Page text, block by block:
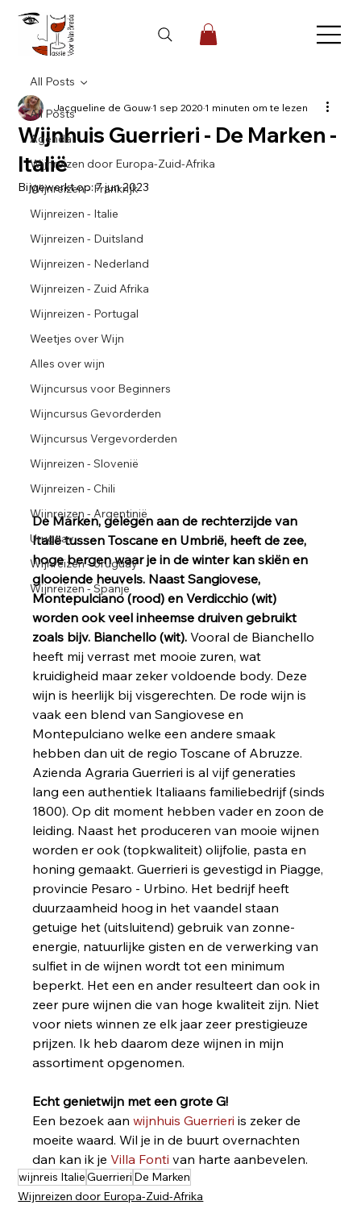
All Posts
Agenda
Wijnreizen door Europa-Zuid-Afrika
Wijnreizen - Frankrijk
Wijnreizen - Italie
Wijnreizen - Duitsland
Wijnreizen - Nederland
Wijnreizen - Zuid Afrika
Wijnreizen - Portugal
Weetjes over Wijn
Alles over wijn
Wijncursus voor Beginners
Wijncursus Gevorderden
Wijncursus Vergevorderden
Wijnreizen - Slovenië
Wijnreizen - Chili
Wijnreizen - Argentinië
Uruguay
Wijnreizen - Uruguay
Wijnreizen - Spanje
All Posts
Wijnhuis Guerrieri - De Marken -
Italië
Jacqueline de Gouw1 sep 20201 minuten om te lezen
Bijgewerkt op:7 jun 2023
De Marken, gelegen aan de rechterzijde van
Italië tussen Toscane en Umbrië, heeft de zee,
hoge bergen waar je in de winter kan skiën en
glooiende heuvels. Naast Sangiovese,
Montepulciano (rood) en Verdicchio (wit)
worden ook veel inheemse druiven gebruikt
zoals bijv. Bianchello (wit). Vooral de Bianchello
heeft mij verrast met mooie zuren, wat
kruidigheid maar zeker voldoende body. Deze
wijn is heerlijk bij visgerechten. De rode wijn is
vaak een blend van Sangiovese en
Montepulciano welke een andere smaak
hebben dan uit de regio Toscane of Abruzze.
Azienda Agraria Guerrieri is al vijf generaties
lang een authentiek Italiaans familiebedrijf (sinds
1800). Op dit moment hebben vader en zoon de
leiding. Naast het produceren van mooie wijnen
worden er ook (topkwaliteit) olijfolie, pasta en
honing gemaakt. Guerrieri is gevestigd in Piagge,
provincie Pesaro - Urbino. Het bedrijf heeft
duurzaamheid hoog in het vaandel staan
getuige het (uitsluitend) gebruik van zonne-
energie, natuurlijke gisten en de verwerking van
sulfiet in de wijnen wordt tot een minimum
beperkt. Het een en ander resulteert dan ook in
zeer pure wijnen die van hoge kwaliteit zijn. Niet
voor niets winnen ze elk jaar zeer prestigieuze
prijzen. Ik heb daarom deze wijnen in mijn
assortiment opgenomen.
Echt genietwijn met een grote G!
Een bezoek aan wijnhuis Guerrieri is zeker de
moeite waard. Wil je in de buurt overnachten
dan kan ik je Villa Fonti van harte aanbevelen.
wijnreis ItalieGuerrieri De Marken
Wijnreizen door Europa-Zuid-Afrika